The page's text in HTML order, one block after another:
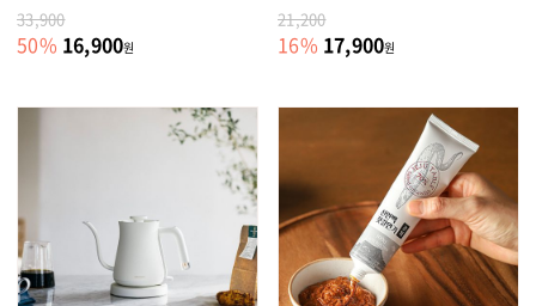
33,900
50% 16,900원
21,200
16% 17,900원